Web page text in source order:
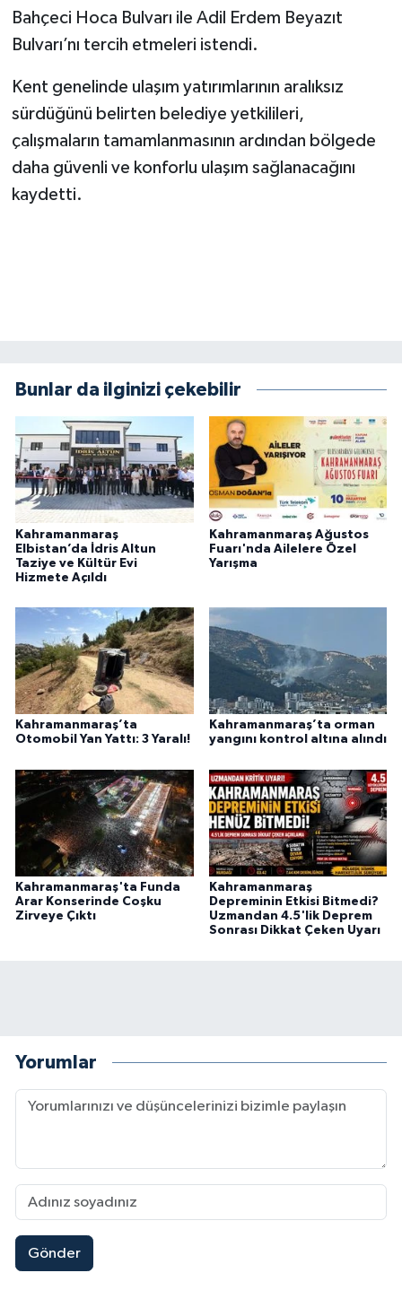
Bahçeci Hoca Bulvarı ile Adil Erdem Beyazıt
Bulvarı’nı tercih etmeleri istendi.
Kent genelinde ulaşım yatırımlarının aralıksız
sürdüğünü belirten belediye yetkilileri,
çalışmaların tamamlanmasının ardından bölgede
daha güvenli ve konforlu ulaşım sağlanacağını
kaydetti.
Bunlar da ilginizi çekebilir
Kahramanmaraş
Elbistan’da İdris Altun
Taziye ve Kültür Evi
Hizmete Açıldı
Kahramanmaraş Ağustos
Fuarı'nda Ailelere Özel
Yarışma
Kahramanmaraş’ta
Otomobil Yan Yattı: 3 Yaralı!
Kahramanmaraş’ta orman
yangını kontrol altına alındı
Kahramanmaraş'ta Funda
Arar Konserinde Coşku
Zirveye Çıktı
Kahramanmaraş
Depreminin Etkisi Bitmedi?
Uzmandan 4.5'lik Deprem
Sonrası Dikkat Çeken Uyarı
Yorumlar
Gönder
23:59 |Kahramanmaraş Elbistan’da İdris Altun Taziye
BİLİM TEKNOLOJİ
SEÇİM 2015
BİLİM VE TEKNOLOJİ